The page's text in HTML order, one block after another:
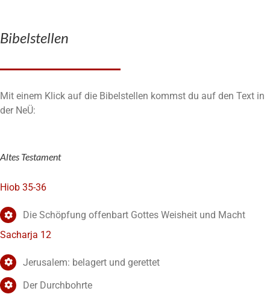
Bibelstellen
Mit einem Klick auf die Bibelstellen kommst du auf den Text in
der NeÜ:
Altes Testament
Hiob 35-36
Die Schöpfung offenbart Gottes Weisheit und Macht
Sacharja 12
Jerusalem: belagert und gerettet
Der Durchbohrte